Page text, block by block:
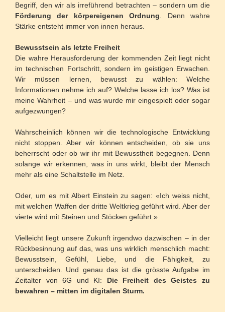
Begriff, den wir als irreführend betrachten – sondern um die
Förderung der körpereigenen Ordnung . Denn wahre
Stärke entsteht immer von innen heraus.
Bewusstsein als letzte Freiheit
Die wahre Herausforderung der kommenden Zeit liegt nicht
im technischen Fortschritt, sondern im geistigen Erwachen.
Wir müssen lernen, bewusst zu wählen: Welche
Informationen nehme ich auf? Welche lasse ich los? Was ist
meine Wahrheit – und was wurde mir eingespielt oder sogar
aufgezwungen?
Wahrscheinlich können wir die technologische Entwicklung
nicht stoppen. Aber wir können entscheiden, ob sie uns
beherrscht oder ob wir ihr mit Bewusstheit begegnen. Denn
solange wir erkennen, was in uns wirkt, bleibt der Mensch
mehr als eine Schaltstelle im Netz.
Oder, um es mit Albert Einstein zu sagen: «Ich weiss nicht,
mit welchen Waffen der dritte Weltkrieg geführt wird. Aber der
vierte wird mit Steinen und Stöcken geführt.»
Vielleicht liegt unsere Zukunft irgendwo dazwischen – in der
Rückbesinnung auf das, was uns wirklich menschlich macht:
Bewusstsein, Gefühl, Liebe, und die Fähigkeit, zu
unterscheiden. Und genau das ist die grösste Aufgabe im
Zeitalter von 6G und KI: Die Freiheit des Geistes zu
bewahren – mitten im digitalen Sturm.